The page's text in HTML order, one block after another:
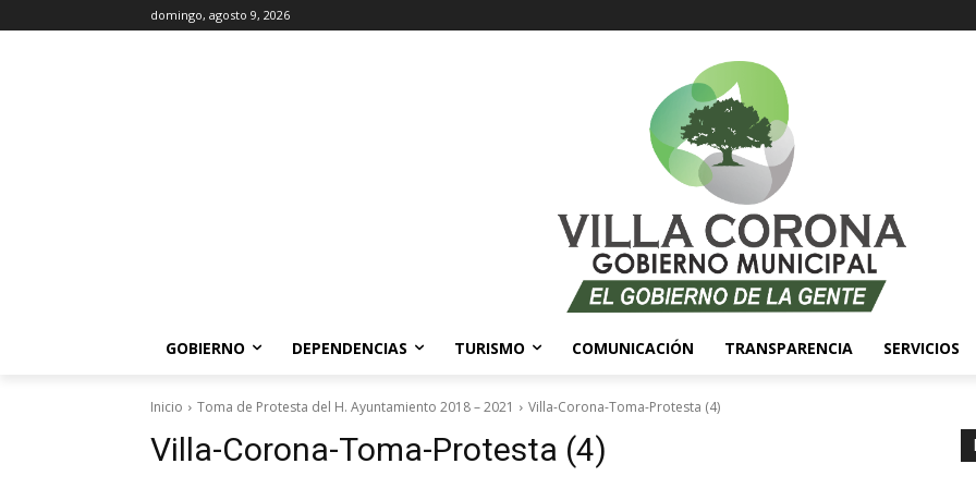
domingo, agosto 9, 2026
GOBIERNO DEPENDENCIAS TURISMO COMUNICACIÓN TRANSPARENCIA SERVICIOS
Inicio Toma de Protesta del H. Ayuntamiento 2018 – 2021 Villa-Corona-Toma-Protesta (4)
Villa-Corona-Toma-Protesta (4)